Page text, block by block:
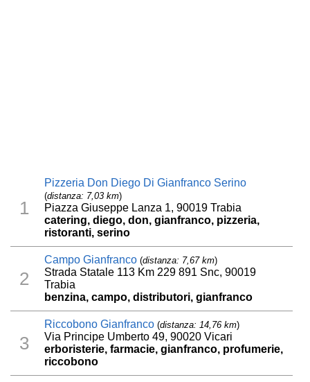
1
Pizzeria Don Diego Di Gianfranco Serino
(distanza: 7,03 km)
Piazza Giuseppe Lanza 1, 90019 Trabia
catering, diego, don, gianfranco, pizzeria,
ristoranti, serino
2
Campo Gianfranco (distanza: 7,67 km)
Strada Statale 113 Km 229 891 Snc, 90019
Trabia
benzina, campo, distributori, gianfranco
3
Riccobono Gianfranco (distanza: 14,76 km)
Via Principe Umberto 49, 90020 Vicari
erboristerie, farmacie, gianfranco, profumerie,
riccobono